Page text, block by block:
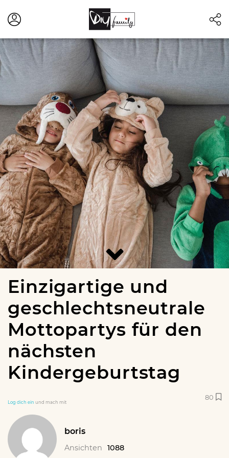
Einzigartige und
geschlechtsneutrale
Mottopartys für den
nächsten
Kindergeburtstag
Log dich ein und mach mit
80
boris
Ansichten 1088